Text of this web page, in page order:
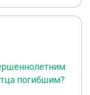
погибшим?